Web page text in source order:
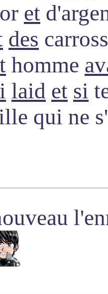
et
des
homme
laid et si
qui ne